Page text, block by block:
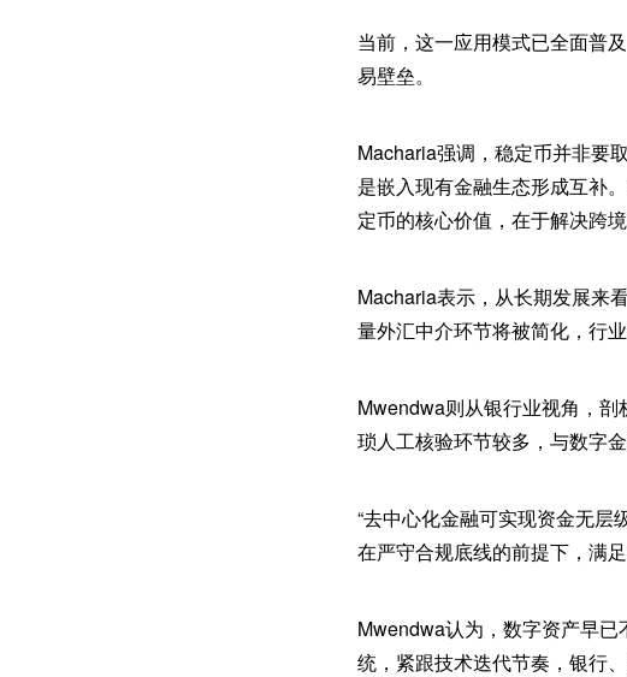
当前，这一应用模式已全面普
易壁垒。
Macharia强调，稳定币并非要
是嵌入现有金融生态形成互补
定币的核心价值，在于解决跨
Macharia表示，从长期发展来
量外汇中介环节将被简化，行
Mwendwa则从银行业视角，
琐人工核验环节较多，与数字
“去中心化金融可实现资金无
在严守合规底线的前提下，满
Mwendwa认为，数字资产早
统，紧跟技术迭代节奏，银行